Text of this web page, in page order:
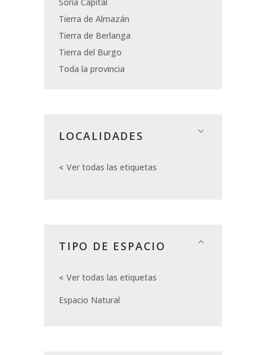
Soria Capital
Tierra de Almazán
Tierra de Berlanga
Tierra del Burgo
Toda la provincia
LOCALIDADES
Ver todas las etiquetas
TIPO DE ESPACIO
Ver todas las etiquetas
Espacio Natural